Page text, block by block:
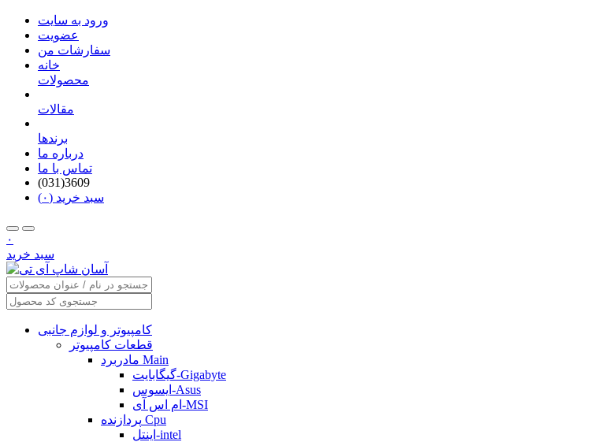
ورود به سایت
عضویت
سفارشات من
خانه
محصولات
مقالات
برندها
درباره ما
تماس با ما
(031)3609
سبد خرید (۰)
۰
سبد خرید
کامپیوتر و لوازم جانبی
قطعات کامپیوتر
مادربرد Main
گیگابایت-Gigabyte
ایسوس-Asus
ام اس آی-MSI
پردازنده Cpu
اینتل-intel